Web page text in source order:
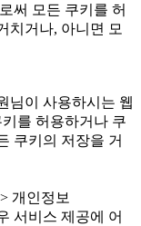
써 모든 쿠키를 허
치거나, 아니면 모
님이 사용하시는 웹
를 허용하거나 쿠
쿠키의 저장을 거
개인정보
서비스 제공에 어